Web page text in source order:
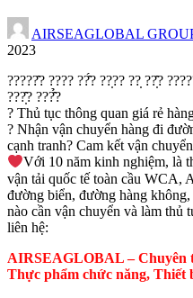
AIRSEAGLOBAL
2023
?????̂? ???? ??̂́? ??̣?? ??̣ ??̣̂?
???̣̂? ???̂̉?
? Thủ tục thông quan giá rẻ
? Nhận vận chuyển hàng đi
cạnh tranh? Cam kết vận
Với 10 năm kinh nghiệm, là
vận tải quốc tế toàn cầu WCA,
đường biển, đường hàng
nào cần vận chuyển và làm thủ
liên hệ:
AIRSEAGLOBAL – Chuyên
Thực phẩm chức năng, Thiết